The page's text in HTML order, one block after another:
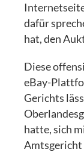
dafür
hat, den
Diese
eBay-
Gerichts
hatte, sich
Amtsgericht